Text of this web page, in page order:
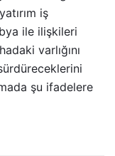
iş
ile ilişkileri
varlığını
şu ifadelere